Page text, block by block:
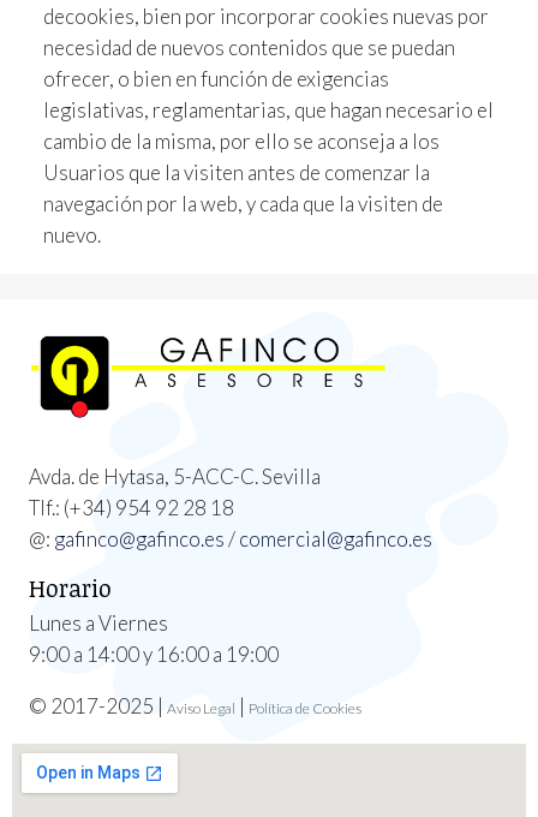
decookies, bien por incorporar cookies nuevas por
necesidad de nuevos contenidos que se puedan
ofrecer, o bien en función de exigencias
legislativas, reglamentarias, que hagan necesario el
cambio de la misma, por ello se aconseja a los
Usuarios que la visiten antes de comenzar la
navegación por la web, y cada que la visiten de
nuevo.
Avda. de Hytasa, 5-ACC-C. Sevilla
Tlf.: (+34) 954 92 28 18
@: gafinco@gafinco.es/comercial@gafinco.es
Horario
Lunes a Viernes
9:00 a 14:00 y 16:00 a 19:00
© 2017-2025 | Aviso Legal | Política de Cookies